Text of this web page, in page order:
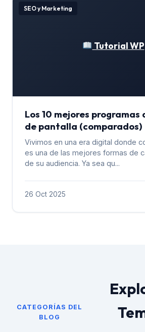
Tutorial WP
SEO y Marketing
Los 10 mejores programas
de pantalla (comparados)
Vivimos en una era digital donde
es una de las mejores formas de
de su audiencia. Ya sea qu...
26 Oct 2025
CATEGORÍAS DEL
BLOG